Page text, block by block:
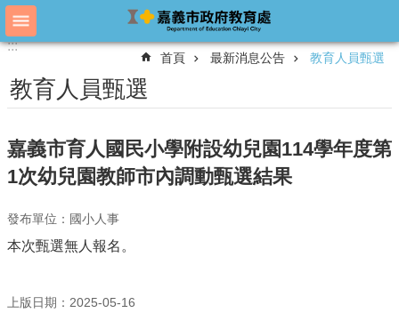
跳到主要內容區塊
進
搜
尋
教
育
概
況
處
::::::
首頁 最新消息公告 教育人員甄選
教育人員甄選
嘉義市育人國民小學附設幼兒園114學年度第
1次幼兒園教師市內調動甄選結果
發布單位：國小人事
本次甄選無人報名。
上版日期：2025-05-16